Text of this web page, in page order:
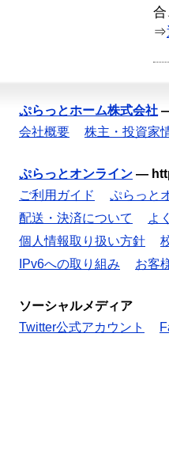
⇒
ぷらっとホーム株式会社
会社概要
株主・投資家
ぷらっとオンライン —
ご利用ガイド
ぷらっと
配送・決済について
よ
個人情報取り扱い方針
IPv6への取り組み
お客
ソーシャルメディア
Twitter公式アカウント